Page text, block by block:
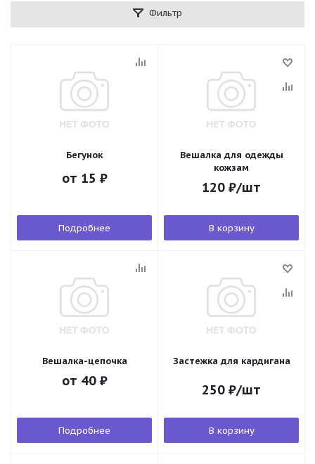
Фильтр
Бегунок
от 15 ₽
Подробнее
Вешалка для одежды
кожзам
120 ₽/шт
В корзину
Вешалка-цепочка
от 40 ₽
Подробнее
Застежка для кардигана
250 ₽/шт
В корзину